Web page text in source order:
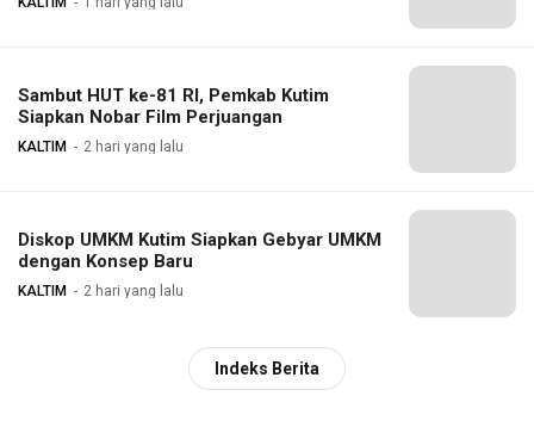
Sambut HUT ke-81 RI, Pemkab Kutim
Siapkan Nobar Film Perjuangan
KALTIM 2 hari yang lalu
Diskop UMKM Kutim Siapkan Gebyar UMKM
dengan Konsep Baru
KALTIM 2 hari yang lalu
Indeks Berita